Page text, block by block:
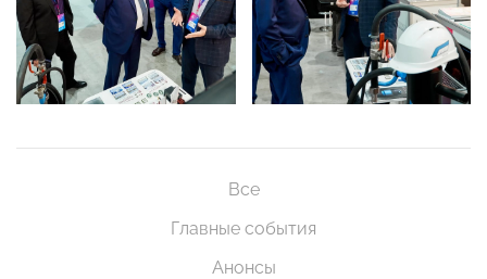
Все
Главные события
Анонсы